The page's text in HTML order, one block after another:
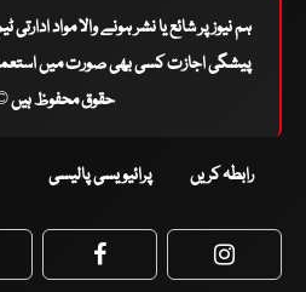
ہم نیوز پر شائع یا نشر ہونے والا مواد
پیشگی اجازت کسی بھی صورت میں
حقوق محفوظ ہیں ©
رابطہ کریں پرائیویسی پالیسی
Facebook